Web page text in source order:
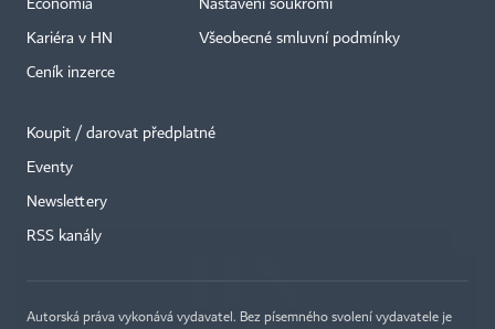
Economia
Kariéra v HN
Ceník inzerce
Nastavení soukromí
Všeobecné smluvní podmínky
Koupit / darovat předplatné
Eventy
Newslettery
RSS kanály
Autorská práva vykonává vydavatel. Bez písemného svolení vydavatele je